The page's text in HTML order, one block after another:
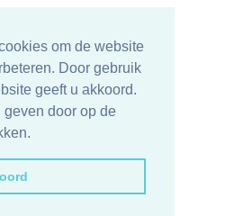
om de website
Door gebruik
geeft u akkoord.
geven door op de